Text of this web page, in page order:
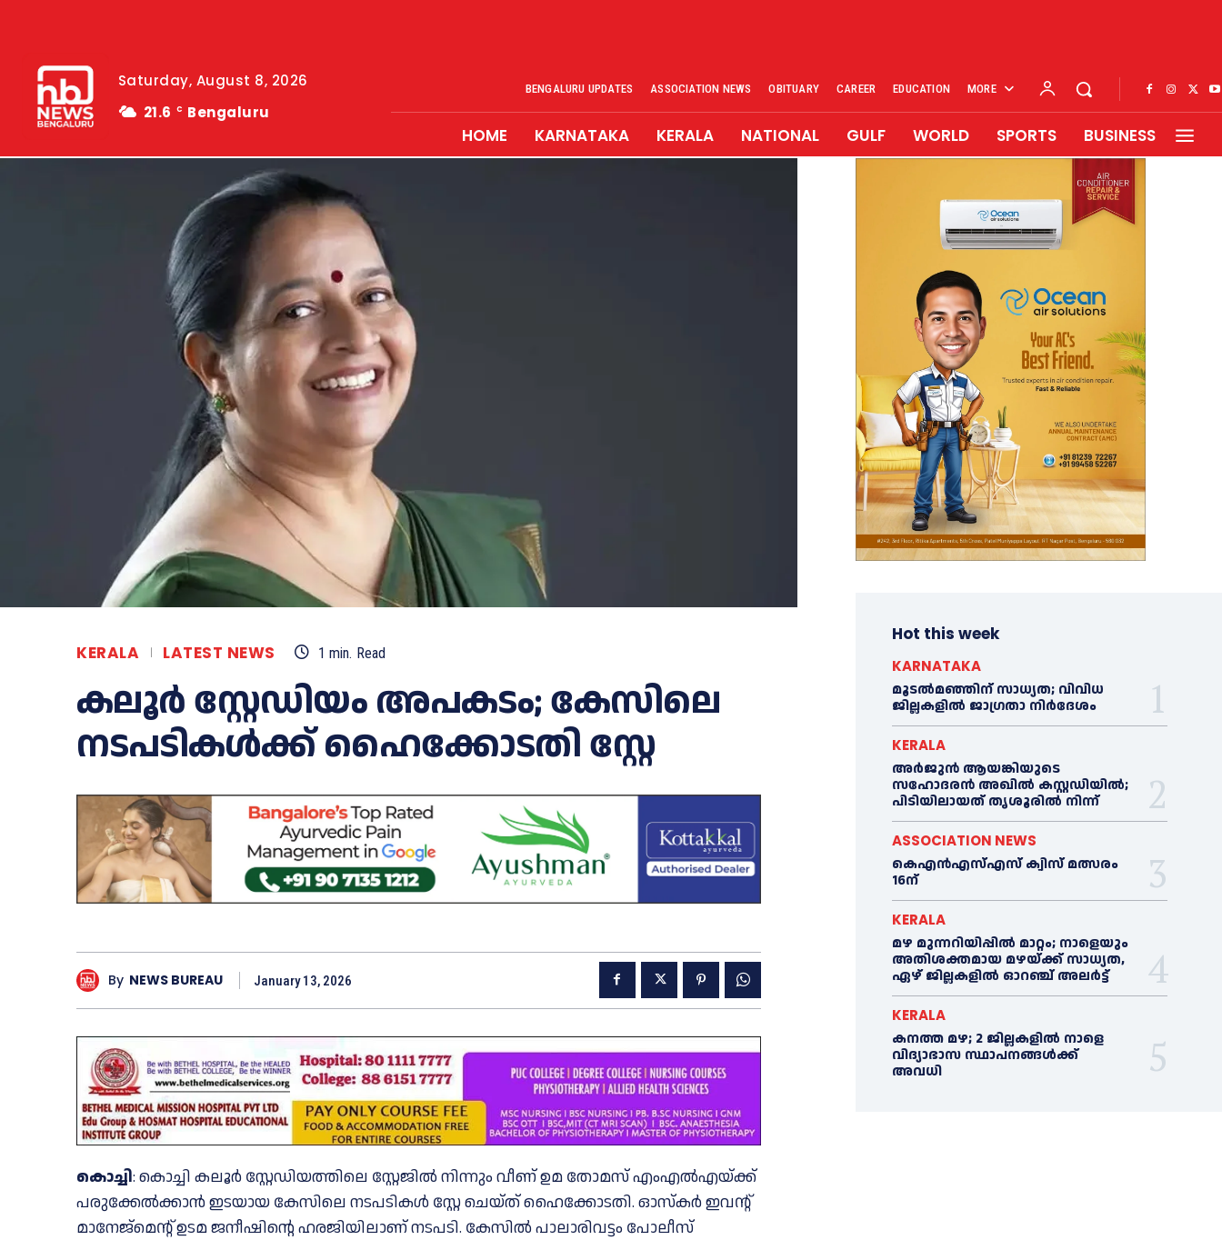
Saturday, August 8, 2026
21.6
C Bengaluru
BENGALURU UPDATES ASSOCIATION NEWS OBITUARY CAREER EDUCATION MORE
HOME KARNATAKA KERALA NATIONAL GULF WORLD SPORTS BUSINESS
KERALA LATEST NEWS 1 min. Read
കലൂര്‍ സ്റ്റേഡിയം അപകടം; കേസിലെ
നടപടികള്‍ക്ക് ഹൈക്കോടതി സ്റ്റേ
By NEWS BUREAU January 13, 2026
കൊച്ചി: കൊച്ചി കലൂര്‍ സ്റ്റേഡിയത്തിലെ സ്റ്റേജില്‍ നിന്നും വീണ് ഉമ തോമസ് എംഎല്‍എയ്ക്ക്
പരുക്കേല്‍ക്കാന്‍ ഇടയായ കേസിലെ നടപടികള്‍ സ്റ്റേ ചെയ്ത് ഹൈക്കോടതി. ഓസ്‌കര്‍ ഇവന്റ്
മാനേജ്‌മെന്റ് ഉടമ ജനീഷിന്റെ ഹരജിയിലാണ് നടപടി. കേസില്‍ പാലാരിവട്ടം പോലീസ്
Hot this week
KARNATAKA
മൂടൽമഞ്ഞിന് സാധ്യത; വിവിധ
ജില്ലകളിൽ ജാഗ്രതാ നിർദേശം
KERALA
അര്‍ജുന്‍ ആയങ്കിയുടെ
സഹോദരന്‍ അഖില്‍ കസ്റ്റഡിയില്‍;
പിടിയിലായത് തൃശൂരില്‍ നിന്ന്
ASSOCIATION NEWS
കെഎൻഎസ്എസ് ക്വിസ് മത്സരം
16ന്
KERALA
മഴ മുന്നറിയിപ്പിൽ മാറ്റം; നാളെയും
അതിശക്തമായ മഴയ്ക്ക് സാധ്യത,
ഏഴ് ജില്ലകളിൽ ഓറഞ്ച് അലർട്ട്
KERALA
കനത്ത മഴ; 2 ജില്ലകളില്‍ നാളെ
വിദ്യാഭാസ സ്ഥാപനങ്ങള്‍ക്ക്
അവധി